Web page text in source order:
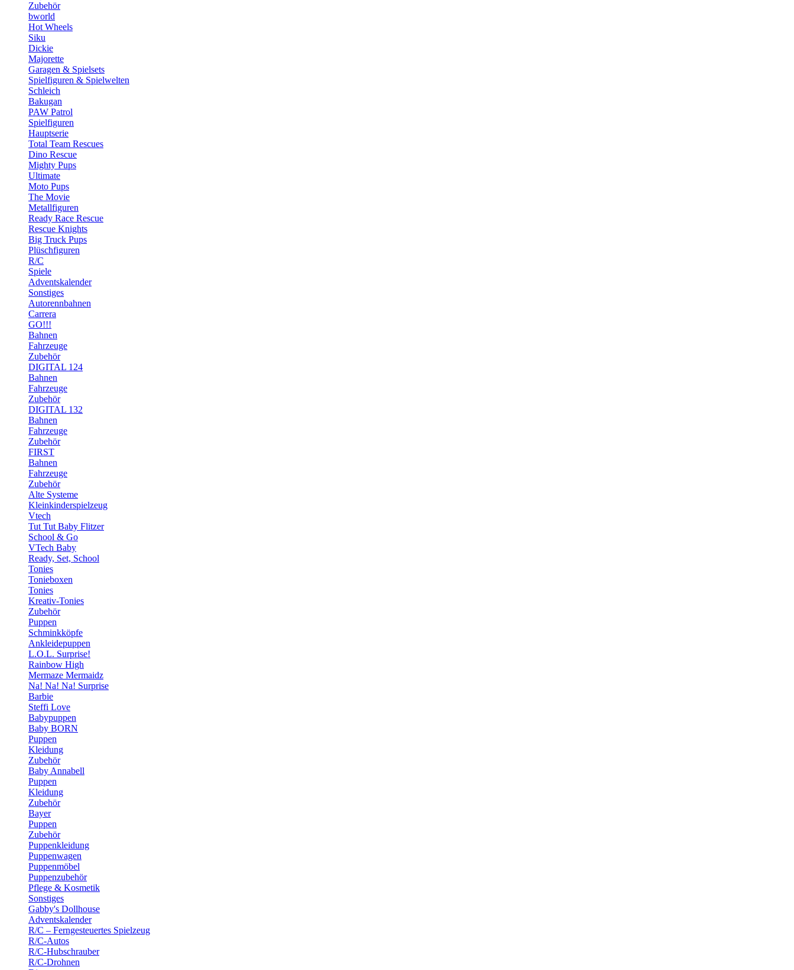
Zubehör
bworld
Hot Wheels
Siku
Dickie
Majorette
Garagen & Spielsets
Spielfiguren & Spielwelten
Schleich
Bakugan
PAW Patrol
Spielfiguren
Hauptserie
Total Team Rescues
Dino Rescue
Mighty Pups
Ultimate
Moto Pups
The Movie
Metallfiguren
Ready Race Rescue
Rescue Knights
Big Truck Pups
Plüschfiguren
R/C
Spiele
Adventskalender
Sonstiges
Autorennbahnen
Carrera
GO!!!
Bahnen
Fahrzeuge
Zubehör
DIGITAL 124
Bahnen
Fahrzeuge
Zubehör
DIGITAL 132
Bahnen
Fahrzeuge
Zubehör
FIRST
Bahnen
Fahrzeuge
Zubehör
Alte Systeme
Kleinkinderspielzeug
Vtech
Tut Tut Baby Flitzer
School & Go
VTech Baby
Ready, Set, School
Tonies
Tonieboxen
Tonies
Kreativ-Tonies
Zubehör
Puppen
Schminkköpfe
Ankleidepuppen
L.O.L. Surprise!
Rainbow High
Mermaze Mermaidz
Na! Na! Na! Surprise
Barbie
Steffi Love
Babypuppen
Baby BORN
Puppen
Kleidung
Zubehör
Baby Annabell
Puppen
Kleidung
Zubehör
Bayer
Puppen
Zubehör
Puppenkleidung
Puppenwagen
Puppenmöbel
Puppenzubehör
Pflege & Kosmetik
Sonstiges
Gabby's Dollhouse
Adventskalender
R/C – Ferngesteuertes Spielzeug
R/C-Autos
R/C-Hubschrauber
R/C-Drohnen